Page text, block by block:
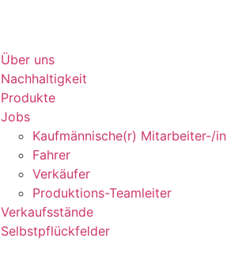
Über uns
Nachhaltigkeit
Produkte
Jobs
Kaufmännische(r) Mitarbeiter-/in
Fahrer
Verkäufer
Produktions-Teamleiter
Verkaufsstände
Selbstpflückfelder